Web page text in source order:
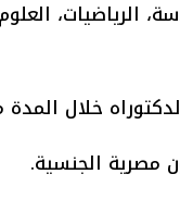
الرياضيات،
خلال المدة من 2019-
مصرية الجنسية.